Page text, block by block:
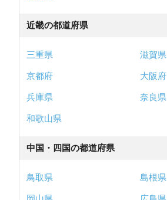
近畿の都道府県
三重県
滋賀県
京都府
大阪府
兵庫県
奈良県
和歌山県
中国・四国の都道府県
鳥取県
島根県